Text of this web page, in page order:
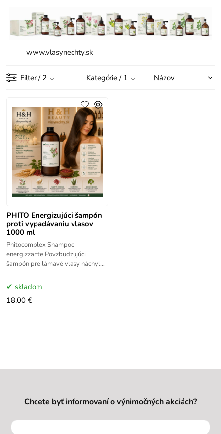
www.vlasynechty.sk
Filter / 2 Kategórie / 1
PHITO Energizujúci šampón
proti vypadávaniu vlasov
1000 ml
Phitocomplex Shampoo
energizzante Povzbudzujúci
šampón pre lámavé vlasy náchylné
a esenciálne oleje povzbudzujú a
skladom
18.00 €
Chcete byť informovaní o výnimočných akciách?